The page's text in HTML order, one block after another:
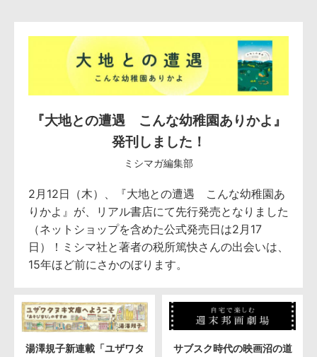
『大地との遭遇 こんな幼稚園ありかよ』
発刊しました！
ミシマガ編集部
2月12日（木）、『大地との遭遇 こんな幼稚園あ
りかよ』が、リアル書店にて先行発売となりました
（ネットショップを含めた公式発売日は2月17
日）！ミシマ社と著者の税所篤快さんの出会いは、
15年ほど前にさかのぼります。
湯澤規子新連載「ユザワタ
サブスク時代の映画沼の道